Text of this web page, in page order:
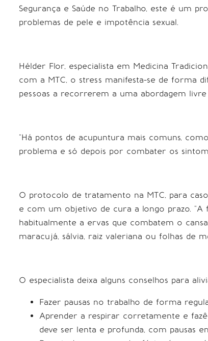
Segurança e Saúde no Trabalho, este é um
problemas de pele e impotência sexual.
Hélder Flor, especialista em Medicina
com a MTC, o stress manifesta-se de forma
pessoas a recorrerem a uma abordagem
“Há pontos de acupuntura mais comuns,
problema e só depois por combater os
O protocolo de tratamento na MTC, para
e com um objetivo de cura a longo prazo.
habitualmente a ervas que combatem o
maracujá, sálvia, raiz valeriana ou folhas de
O especialista deixa alguns conselhos para
Fazer pausas no trabalho de forma
Aprender a respirar corretamente e
deve ser lenta e profunda, com pausas